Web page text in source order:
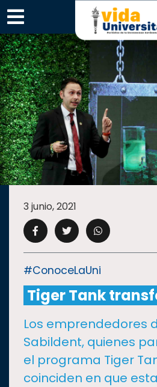
×
SECCIONES
ACADEMIA
CAMPUS UANL
CULTURA
DEPORTES
I+D+I EXPERTOS
3 junio, 2021
#ConoceLaUni
Tiger Tank
Los emprendedores
Sabildent, quienes
el programa Tiger
coinciden en que